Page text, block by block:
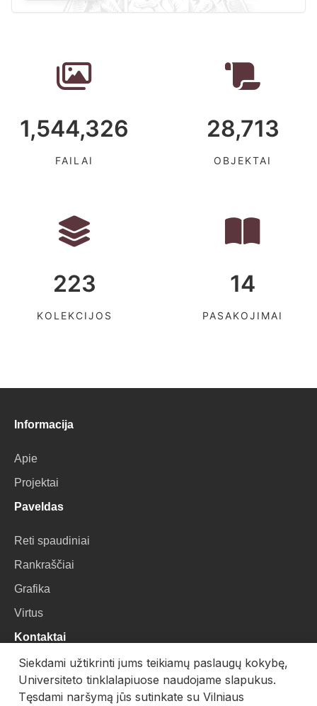
1,544,326
FAILAI
28,713
OBJEKTAI
223
KOLEKCIJOS
14
PASAKOJIMAI
Informacija
Apie
Projektai
Paveldas
Reti spaudiniai
Rankraščiai
Grafika
Virtus
Kontaktai
VU Biblioteka
Universiteto g. 3, LT-01122, Vilnius
Siekdami užtikrinti jums teikiamų paslaugų kokybę,
Universiteto tinklalapiuose naudojame slapukus.
Tęsdami naršymą jūs sutinkate su Vilniaus